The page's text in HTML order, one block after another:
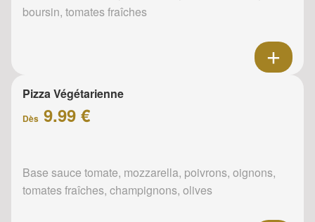
boursin, tomates fraîches
Pizza Végétarienne
Dès 9.99 €
Base sauce tomate, mozzarella, poivrons, oignons,
tomates fraîches, champignons, olives